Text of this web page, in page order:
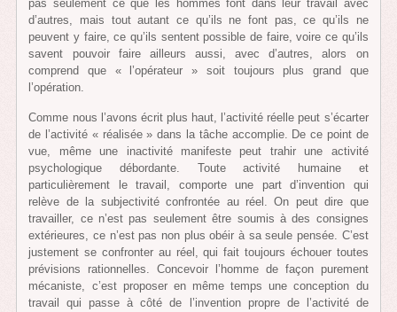
pas seulement ce que les hommes font dans leur travail avec
d’autres, mais tout autant ce qu’ils ne font pas, ce qu’ils ne
peuvent y faire, ce qu’ils sentent possible de faire, voire ce qu’ils
savent pouvoir faire ailleurs aussi, avec d’autres, alors on
comprend que « l’opérateur » soit toujours plus grand que
l’opération.
Comme nous l’avons écrit plus haut, l’activité réelle peut s’écarter
de l’activité « réalisée » dans la tâche accomplie. De ce point de
vue, même une inactivité manifeste peut trahir une activité
psychologique débordante. Toute activité humaine et
particulièrement le travail, comporte une part d’invention qui
relève de la subjectivité confrontée au réel. On peut dire que
travailler, ce n’est pas seulement être soumis à des consignes
extérieures, ce n’est pas non plus obéir à sa seule pensée. C’est
justement se confronter au réel, qui fait toujours échouer toutes
prévisions rationnelles. Concevoir l’homme de façon purement
mécaniste, c’est proposer en même temps une conception du
travail qui passe à côté de l’invention propre de l’activité de